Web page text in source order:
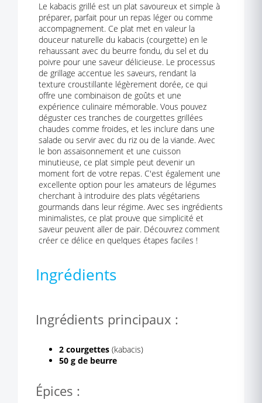
Le kabacis grillé est un plat savoureux et simple à
préparer, parfait pour un repas léger ou comme
accompagnement. Ce plat met en valeur la
douceur naturelle du kabacis (courgette) en le
rehaussant avec du beurre fondu, du sel et du
poivre pour une saveur délicieuse. Le processus
de grillage accentue les saveurs, rendant la
texture croustillante légèrement dorée, ce qui
offre une combinaison de goûts et une
expérience culinaire mémorable. Vous pouvez
déguster ces tranches de courgettes grillées
chaudes comme froides, et les inclure dans une
salade ou servir avec du riz ou de la viande. Avec
le bon assaisonnement et une cuisson
minutieuse, ce plat simple peut devenir un
moment fort de votre repas. C'est également une
excellente option pour les amateurs de légumes
cherchant à introduire des plats végétariens
gourmands dans leur régime. Avec ses ingrédients
minimalistes, ce plat prouve que simplicité et
saveur peuvent aller de pair. Découvrez comment
créer ce délice en quelques étapes faciles !
Ingrédients
Ingrédients principaux :
2 courgettes (kabacis)
50 g de beurre
Épices :